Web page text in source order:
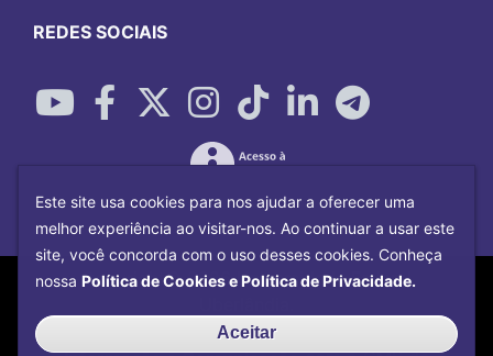
REDES SOCIAIS
Copyright©2026Universidade Federal
Desenvolvido porCentro de Tecnologia da
Este site usa cookies para nos ajudar a oferecer uma
melhor experiência ao visitar-nos. Ao continuar a usar este
site, você concorda com o uso desses cookies. Conheça
nossa Política de Cookies e Política de Privacidade.
Aceitar